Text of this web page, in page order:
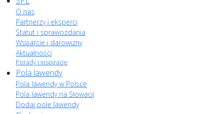
O nas
Partnerzy i eksperci
Statut i sprawozdania
Wsparcie i darowizny
Aktualności
Porady i inspiracje
Pola lawendy
Pola lawendy w Polsce
Pola lawendy na Słowacji
Dodaj pole lawendy